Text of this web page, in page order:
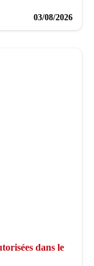
03/08/2026
dans le